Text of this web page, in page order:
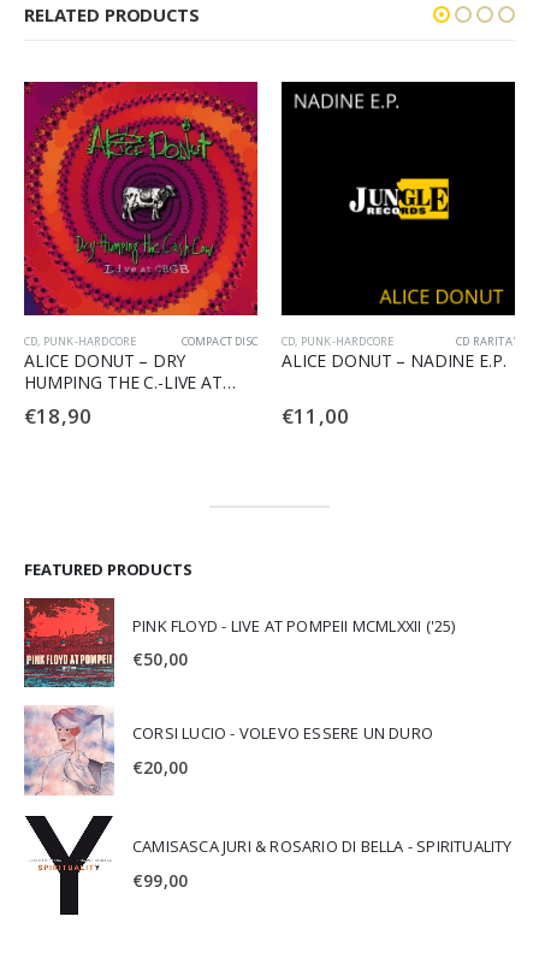
RELATED PRODUCTS
COMPACT DISC
CD, PUNK-HARDCORE
ALICE DONUT – DRY
HUMPING THE C.-LIVE AT
CGBG
€18,90
CD RARITA'
CD, PUNK-HARDCORE
ALICE DONUT – NADINE E.P.
€11,00
FEATURED PRODUCTS
PINK FLOYD - LIVE AT POMPEII MCMLXXII ('25)
€50,00
CORSI LUCIO - VOLEVO ESSERE UN DURO
€20,00
CAMISASCA JURI & ROSARIO DI BELLA - SPIRITUALITY
€99,00